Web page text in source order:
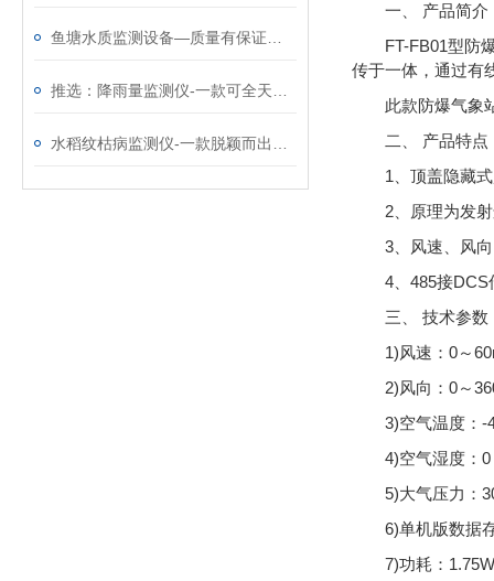
一、 产品简介
FT-FB01型防
传于一体，通过有
此款防爆气象
二、 产品特点
1、顶盖隐藏
2、原理为发
3、风速、风
4、485接DCS
三、 技术参数
1)风速：0～
2)风向：0～
3)空气温度：
4)空气湿度：
5)大气压力：
6)单机版数据
7)功耗：1.75W